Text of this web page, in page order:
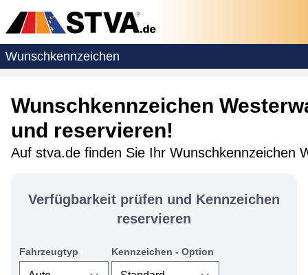
Wunschkennzeichen
Wunschkennzeichen
und reservieren!
Auf stva.de finden Sie Ihr Wunschkennzeichen
Verfügbarkeit prüfen und Kennzeichen
reservieren
Fahrzeugtyp Kennzeichen - Option